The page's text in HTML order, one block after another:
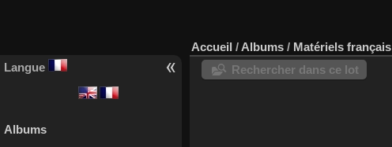
Langue
Albums
Accueil / Albums / Matériels français
Rechercher dans ce lot